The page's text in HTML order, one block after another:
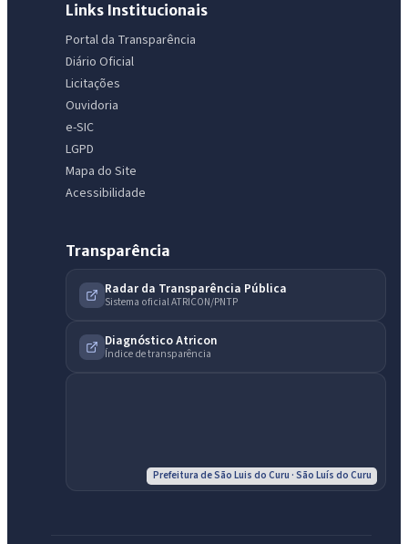
Links Institucionais
Portal da Transparência
Diário Oficial
Licitações
Ouvidoria
e-SIC
LGPD
Mapa do Site
Acessibilidade
Transparência
Radar da Transparência Pública
Sistema oficial ATRICON/PNTP
Diagnóstico Atricon
Índice de transparência
Prefeitura de São Luis do Curu · São Luís do Curu